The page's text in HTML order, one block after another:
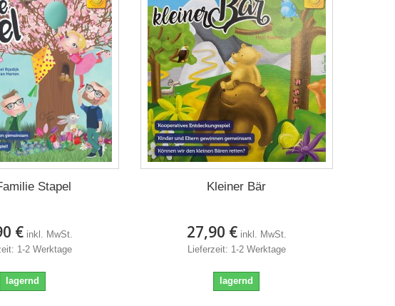
Stapel
€ inkl. MwSt.
1-2 Werktage
lagernd
Kleiner Bär
27,90 € inkl. MwSt.
Lieferzeit: 1-2 Werktage
lagernd